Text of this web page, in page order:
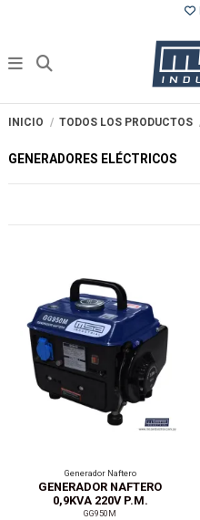
INICIO TODOS LOS PRODUCTOS
GENERADORES ELÉCTRICOS
Generador Naftero
GENERADOR NAFTERO
0,9KVA 220V P.M.
GG950M